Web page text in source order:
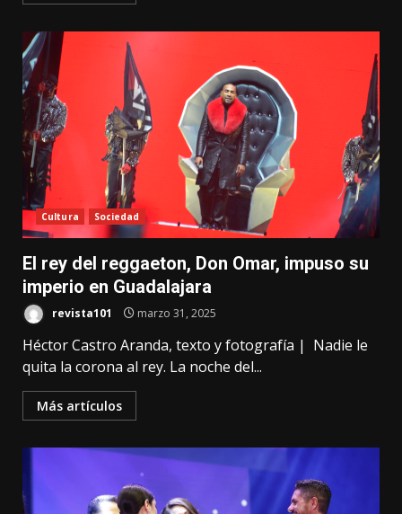
Cultura Sociedad
El rey del reggaeton, Don Omar, impuso su
imperio en Guadalajara
revista101 marzo 31, 2025
Héctor Castro Aranda, texto y fotografía | Nadie le
quita la corona al rey. La noche del...
Más artículos